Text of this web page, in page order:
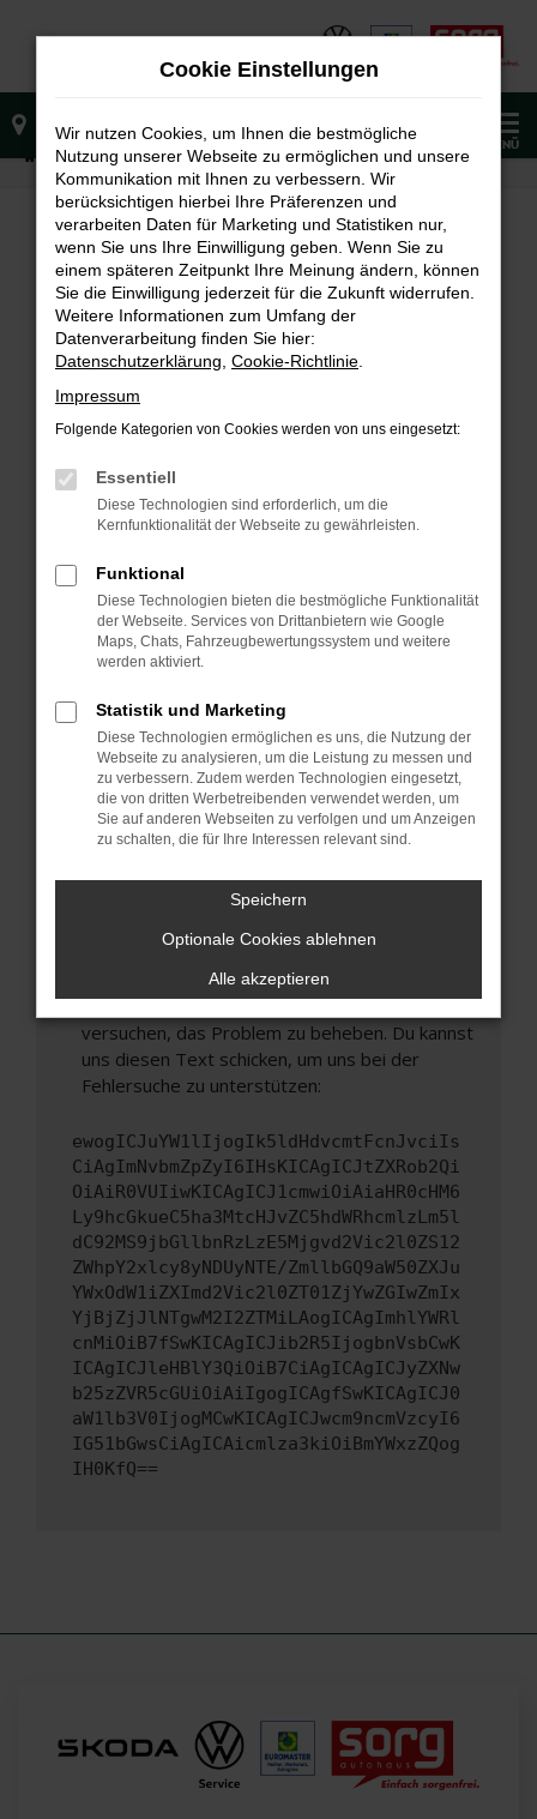
Zum
MENÜ
Startseite Fahrzeugangebote Sofort verfügbare Fahrzeuge
FEHLER: NETWORK ERROR
Beim Laden ist ein Fehler aufgetreten.
Hier sind ein paar Tipps, die dir helfen können:
Überprüfe deine Firewall und deine
Laden andere Webseiten, zum Beispiel deine
Suchmaschine?
Prüfe deine Browsererweiterungen.
Manche Erweiterungen, wie Werbeblocker,
verhindern. Funktioniert die Seite in einem
anderen Browser oder in einem privaten
Fenster?
Starte dein Gerät neu.
Probleme zu beheben.
Stelle sicher, dass dein Browser und dein
Betriebssystem auf dem neuesten Stand
sind.
Veraltete Software birgt nicht nur ein
dass bestimmte Funktionen nicht mehr
Wende dich an den Webseitenbetreiber.
Wenn du alle oben genannten Schritte versucht
hast, kontaktiere uns bitte. Wir werden
versuchen, das Problem zu beheben. Du kannst
uns diesen Text schicken, um uns bei der
Fehlersuche zu unterstützen:
ewogICJuYW1lIjogIk5ldHdvcmtFcnJvciIs
CiAgImNvbmZpZyI6IHsKICAgICJtZXRob2Qi
OiAiR0VUIiwKICAgICJ1cmwiOiAiaHR0cHM6
Ly9hcGkueC5ha3MtcHJvZC5hdWRhcmlzLm5l
dC92MS9jbGllbnRzLzE5Mjgvd2Vic2l0ZS12
ZWhpY2xlcy8yNDUyNTE/ZmllbGQ9aW50ZXJu
YWxOdW1iZXImd2Vic2l0ZT01ZjYwZGIwZmIx
YjBjZjJlNTgwM2I2ZTMiLAogICAgImhlYWRl
cnMiOiB7fSwKICAgICJib2R5IjogbnVsbCwK
ICAgICJleHBlY3QiOiB7CiAgICAgICJyZXNw
b25zZVR5cGUiOiAiIgogICAgfSwKICAgICJ0
aW1lb3V0IjogMCwKICAgICJwcm9ncmVzcyI6
IG51bGwsCiAgICAicmlza3kiOiBmYWxzZQog
IH0KfQ==
Cookie Einstellungen
Wir nutzen Cookies, um Ihnen die bestmögliche
Nutzung unserer Webseite zu ermöglichen und unsere
Kommunikation mit Ihnen zu verbessern. Wir
berücksichtigen hierbei Ihre Präferenzen und
verarbeiten Daten für Marketing und Statistiken nur,
wenn Sie uns Ihre Einwilligung geben. Wenn Sie zu
einem späteren Zeitpunkt Ihre Meinung ändern, können
Sie die Einwilligung jederzeit für die Zukunft widerrufen.
Weitere Informationen zum Umfang der
Datenverarbeitung finden Sie hier:
Datenschutzerklärung Cookie-Richtlinie
Impressum
Folgende Kategorien von Cookies werden von uns eingesetzt:
Essentiell
Diese Technologien sind erforderlich, um die
Kernfunktionalität der Webseite zu gewährleisten.
Funktional
Diese Technologien bieten die bestmögliche Funktionalität
der Webseite. Services von Drittanbietern wie Google
Maps, Chats, Fahrzeugbewertungssystem und weitere
werden aktiviert.
Statistik und Marketing
Diese Technologien ermöglichen es uns, die Nutzung der
Webseite zu analysieren, um die Leistung zu messen und
zu verbessern. Zudem werden Technologien eingesetzt,
die von dritten Werbetreibenden verwendet werden, um
Sie auf anderen Webseiten zu verfolgen und um Anzeigen
zu schalten, die für Ihre Interessen relevant sind.
Speichern
Optionale Cookies ablehnen
Alle akzeptieren